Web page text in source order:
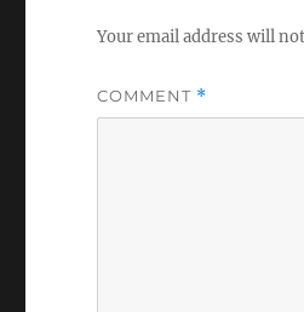
Your email address will
COMMENT *